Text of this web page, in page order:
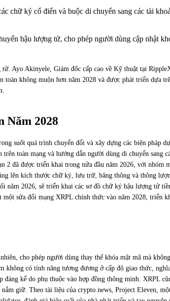
chữ ký cổ điển và buộc di chuyển sang các tài
hậu lượng tử, cho phép người dùng cập nhật
Ayo Akinyele, Giám đốc cấp cao về Kỹ thuật tại
không muộn hơn năm 2028 và được phát triển dựa
Năm 2028
suốt quá trình chuyển đổi và xây dựng các biện pháp
toàn mạng và hướng dẫn người dùng di chuyển sang
đã được triển khai trong nửa đầu năm 2026, với nhóm
lên kích thước chữ ký, lưu trữ, băng thông và thông
2026, sẽ triển khai các sơ đồ chữ ký hậu lượng tử
sửa đổi mạng XRPL chính thức vào năm 2028, triển
cho phép người dùng thay thế khóa mật mã mà
không có tính năng tương đương ở cấp độ giao thức,
kể do phụ thuộc vào hợp đồng thông minh. XRPL
giữ. Theo tài liệu của crypto.news, Project Eleven,